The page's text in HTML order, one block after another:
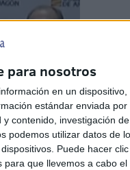
para nosotros
en un
estándar enviada por
contenido, investigación
podemos utilizar datos de
Puede hacer
que llevemos a cabo